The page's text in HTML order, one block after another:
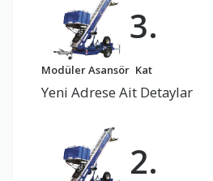
Modüler Asansör
3.
Kat
Yeni Adrese Ait Detaylar
2.